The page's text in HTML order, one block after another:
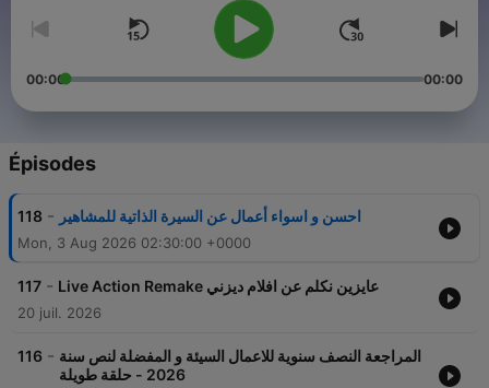
a lot of Spoilers. New Podcast every 2 weeks.
00:00 00:00
Épisodes
118 - احسن و اسواء أعمال عن السيرة الذاتية للمشاهير
Mon, 3 Aug 2026 02:30:00 +0000
117 - Live Action Remake عايزين نكلم عن افلام ديزني
20 juil. 2026
116 - المراجعة النصف سنوية للاعمال السيئة و المفضلة لنص سنة
2026 - حلقة طويلة